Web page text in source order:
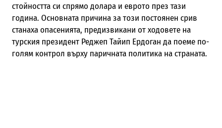
стойността си спрямо долара и еврото през тази
година. Основната причина за този постоянен срив
станаха опасенията, предизвикани от ходовете на
турския президент Реджеп Тайип Ердоган да поеме по-
голям контрол върху паричната политика на страната.